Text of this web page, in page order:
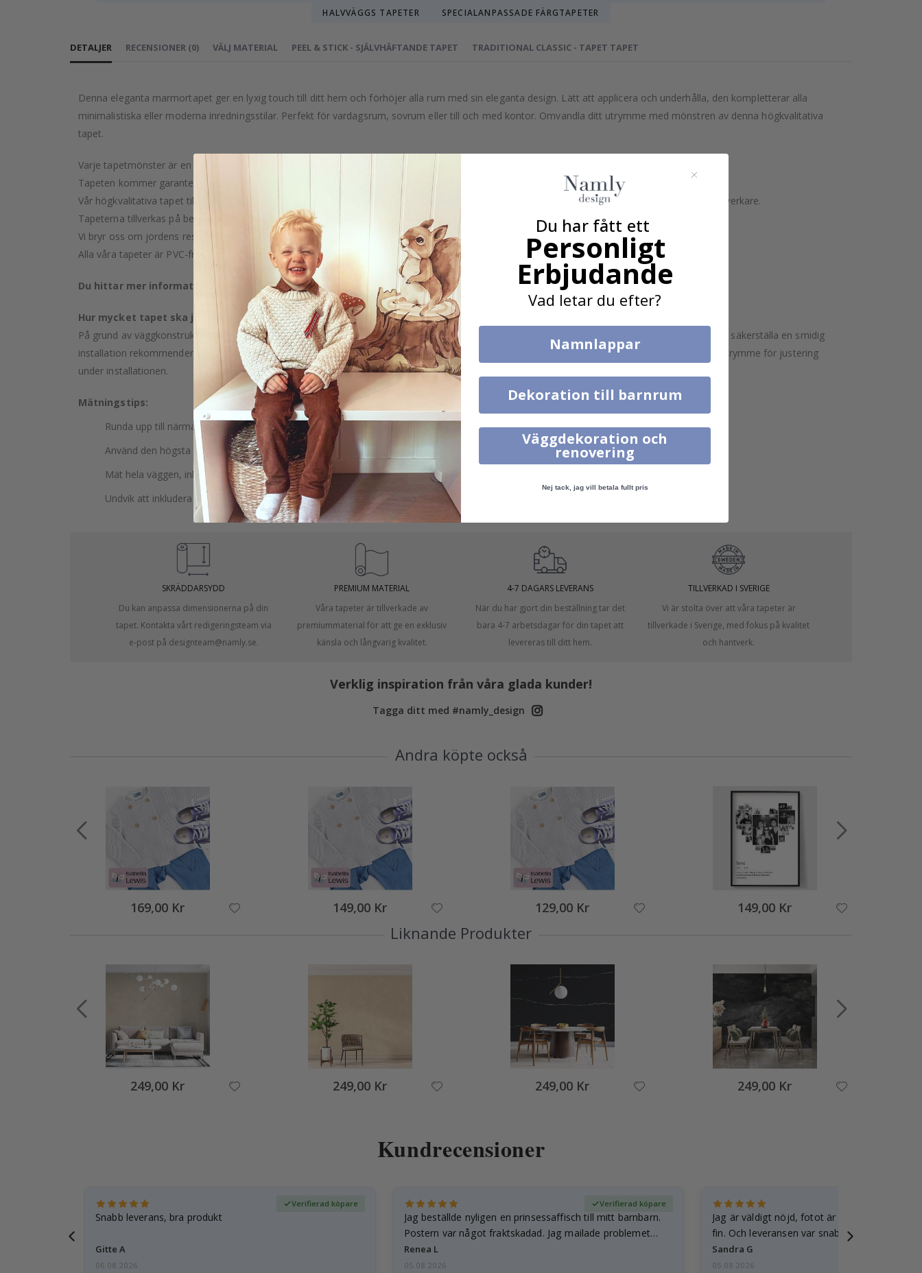
HALVVÄGGS TAPETER
SPECIALANPASSADE FÄRGTAPETER
DETALJER
Denna eleganta marmortapet ger en lyxig touch till ditt hem och förhöjer alla rum med sin eleganta design. Lätt att applicera och underhålla, den kompletterar alla
minimalistiska eller moderna inredningsstilar. Perfekt för vardagsrum, sovrum eller till och med kontor. Omvandla ditt utrymme med mönstren av denna högkvalitativa
tapet.
Varje tapetmönster är en konstnärlig skapelse, noggrant utvald eller skapad av vårt eget begåvade designteam.
Tapeten kommer garanterat att ge ditt hem en touch av lyx och ge dina väggar en exklusiv känsla.
Vår högkvalitativa tapet tillverkas med omsorg och precision i Sverige, vilket inte bara garanterar enastående kvalitet utan också stöder lokala tillverkare.
Tapeterna tillverkas på beställning efter ditt köp.
Vi bryr oss om jordens resurser och strävar efter att upprätthålla en hållbar miljö.
Alla våra tapeter är PVC-fria och klassificerade som brandsäkra.
Du hittar mer information om våra tapettyper i menyn ovan.
Hur mycket tapet ska jag köpa?
På grund av väggkonstruktion och eventuell lutning kan väggmått variera, vilket innebär att avståndet mellan golv och tak kan skilja sig åt. För att säkerställa en smidig
installation rekommenderar vi att välja tapetmått med enöverlappande marginal på minst 5-10 cm
både i bredd och höjd. Detta ger extra utrymme för justering
under installationen.
Mätningstips:
Runda upp till närmaste hela centimeter.
Använd den högsta väggen för att mäta din höjd.
Mät hela väggen, inklusive dörrar och fönster.
Undvik att inkludera socklar eller lister i mätningen.
RECENSIONER (0) VÄLJ MATERIAL PEEL & STICK - SJÄLVHÄFTANDE TAPET TRADITIONAL CLASSIC - TAPET TAPET
SKRÄDDARSYDD
Du kan anpassa dimensionerna på din
tapet. Kontakta vårt redigeringsteam via
e-post på designteam@namly.se.
PREMIUM MATERIAL
Våra tapeter är tillverkade av
premiummaterial för att ge en exklusiv
känsla och långvarig kvalitet.
4-7 DAGARS LEVERANS
När du har gjort din beställning tar det
bara 4-7 arbetsdagar för din tapet att
levereras till ditt hem.
TILLVERKAD I SVERIGE
Vi är stolta över att våra tapeter är
tillverkade i Sverige, med fokus på kvalitet
och hantverk.
Verklig inspiration från våra glada kunder!
Tagga ditt med #namly_design
Andra köpte också
169,00 Kr 149,00 Kr 129,00 Kr 149,00 Kr
Liknande Produkter
249,00 Kr 249,00 Kr 249,00 Kr 249,00 Kr
Kundrecensioner
Snabb leverans, bra produkt
Gitte A
Verifierad köpare
06.08.2026
Jag beställde nyligen en prinsessaffisch till mitt barnbarn.
Postern var något fraktskadad. Jag mailade problemet
och…
Renea L
Verifierad köpare
05.08.2026
Jag är väldigt nöjd, fotot är välgjort och
fin. Och leveransen var snabb.
Sandra G
05.08.2026
Du har fått ett
Personligt
Erbjudande
Vad letar du efter?
Namnlappar
Dekoration till barnrum
Väggdekoration och
renovering
Nej tack, jag vill betala fullt pris